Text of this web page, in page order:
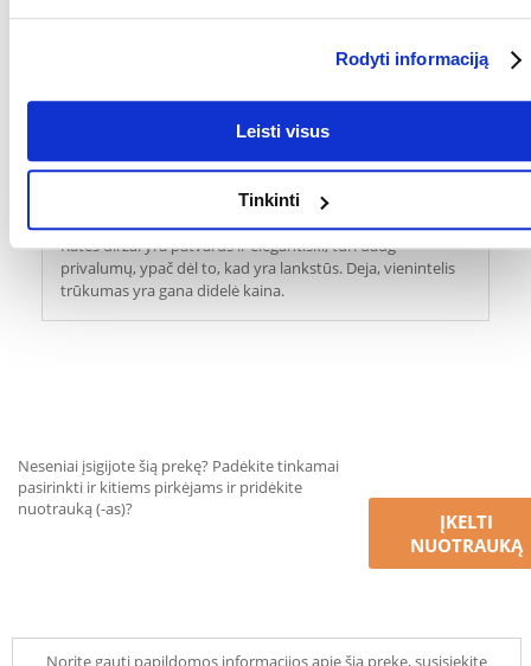
Rodyti informaciją
Leisti visus
Tinkinti
atsiliepimus.
Marcin išdavimo data 2017/03/28
Katės diržai yra patvarūs ir elegantiški, turi daug
privalumų, ypač dėl to, kad yra lankstūs. Deja, vienintelis
trūkumas yra gana didelė kaina.
Neseniai įsigijote šią prekę? Padėkite tinkamai
pasirinkti ir kitiems pirkėjams ir pridėkite
nuotrauką (-as)?
ĮKELTI
NUOTRAUKĄ
Norite gauti papildomos informacijos apie šią prekę, susisiekite